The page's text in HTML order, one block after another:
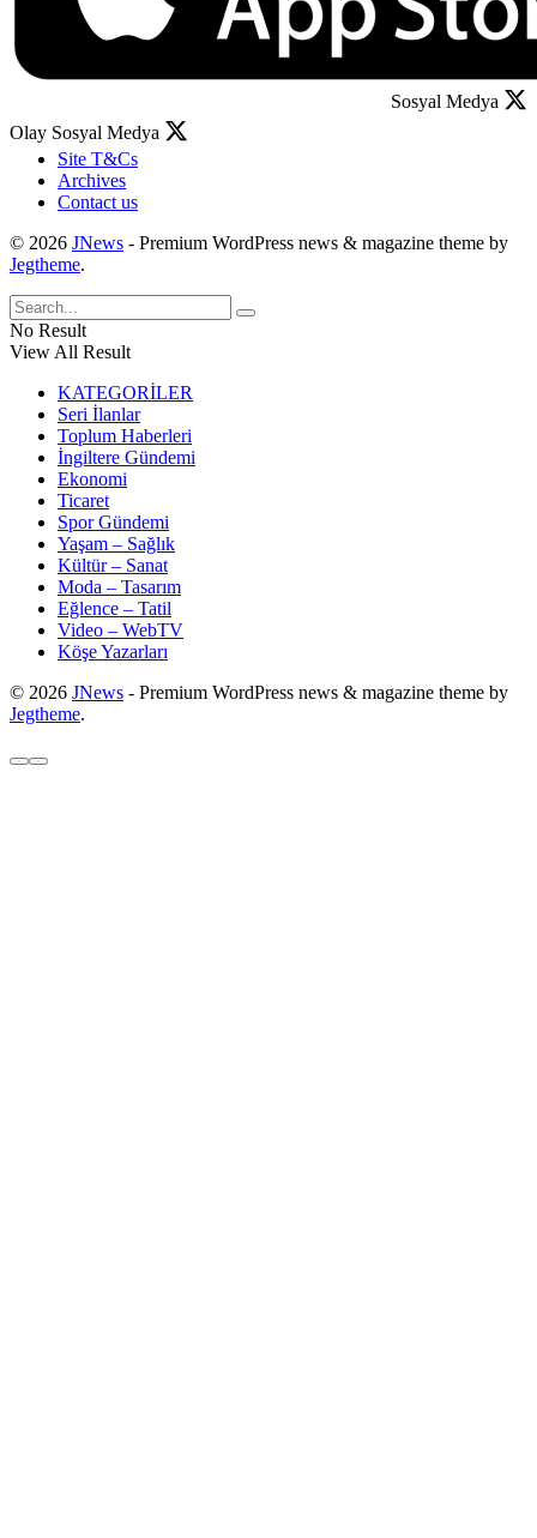
Sosyal Medya
Olay Sosyal Medya
Site T&Cs
Archives
Contact us
© 2026 JNews - Premium WordPress news & magazine theme by
Jegtheme.
No Result
View All Result
KATEGORİLER
Seri İlanlar
Toplum Haberleri
İngiltere Gündemi
Ekonomi
Ticaret
Spor Gündemi
Yaşam – Sağlık
Kültür – Sanat
Moda – Tasarım
Eğlence – Tatil
Video – WebTV
Köşe Yazarları
© 2026 JNews - Premium WordPress news & magazine theme by
Jegtheme.